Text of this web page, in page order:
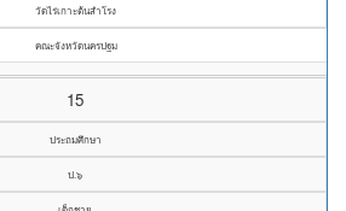
วัดไร่เกาะต้นสำโรง
คณะจังหวัดนครปฐม
15
ประถมศึกษา
ป.๖